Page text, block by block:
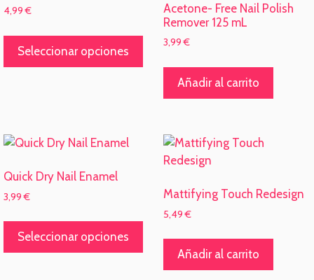
4,99€
Seleccionar opciones
Este
producto
tiene
múltiples
variantes.
opciones
elegir
la
página
Acetone- Free Nail Polish
Remover 125 mL
3,99€
Añadir al carrito
Quick Dry Nail Enamel
3,99€
Seleccionar opciones
Este
tiene
múltiples
Mattifying Touch Redesign
5,49€
Añadir al carrito